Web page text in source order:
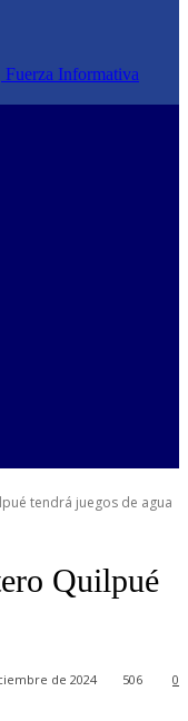
Fuerza Informativa
tendrá juegos de agua
Quilpué
de 2024 0
506